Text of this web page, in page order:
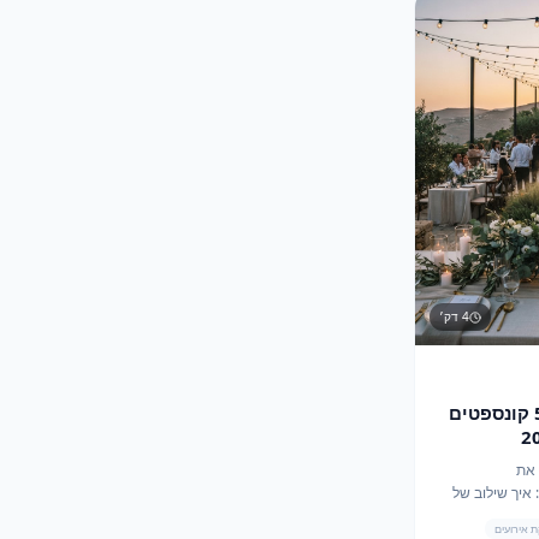
4דק׳
אלכימיה של טמפרטורה: 5 קונספטים
קיץ 2026
את
האסטרטגיה התרמית של קיץ 2026: איך שילוב של
אירועים